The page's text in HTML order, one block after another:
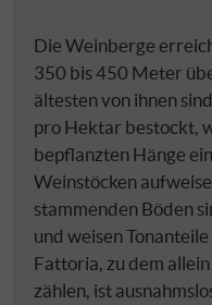
Die Weinberge
350 bis 450 Meter
ältesten von ihnen
pro Hektar bestockt,
bepflanzten Hänge
Weinstöcken
stammenden Böden
und weisen
Fattoria, zu dem
zählen, ist